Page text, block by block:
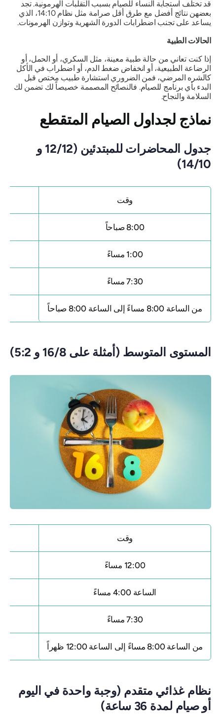
قد تختلف استجابة النساء للصيام بسبب التقلبات الهرمونية. تجد
بعضهن نتائج أفضل مع طرق أقل صرامة مثل نظام 14:10، الذي
يساعد على تجنب اضطرابات الدورة الشهرية وتوازن الهرمونات.
الحالات الطبية
إذا كنت تعاني من حالة طبية معينة، مثل السكري، أو الحمل، أو
الرضاعة الطبيعية، أو انخفاض ضغط الدم، أو اضطراب في الأكل
كالشره المرضي، فمن الضروري استشارة طبيب مختص قبل
البدء بأي برنامج للصيام. فالنصائح المصممة خصيصاً لك تضمن لك
السلامة والنجاح.
نماذج لجداول الصيام المتقطع
جدول المحاضرات للمبتدئين (12/12 و
14/10)
وقت
8:00 صباحاً
1:00 مساءً
7:30 مساءً
من الساعة 8:00 مساءً إلى الساعة 8:00 صباحاً
المستوى المتوسط ​​(أمثلة على 16/8 و 5:2)
وقت
12:00 مساءً
الساعة 4:00 مساءً
7:30 مساءً
من الساعة 8:00 مساءً إلى الساعة 12:00 ظهراً
نظام غذائي متقدم (وجبة واحدة في اليوم
أو صيام لمدة 36 ساعة)